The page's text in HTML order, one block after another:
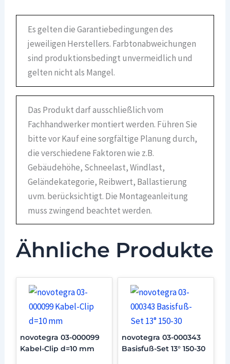
Es gelten die Garantiebedingungen des
jeweiligen Herstellers. Farbtonabweichungen
sind produktionsbedingt unvermeidlich und
gelten nicht als Mangel.
Das Produkt darf ausschließlich vom
Fachhandwerker montiert werden. Führen Sie
bitte vor Kauf eine sorgfältige Planung durch,
die verschiedene Faktoren wie z.B.
Gebäudehöhe, Schneelast, Windlast,
Geländekategorie, Reibwert, Ballastierung
uvm. berücksichtigt. Die Montageanleitung
muss zwingend beachtet werden.
Ähnliche Produkte
novotegra 03-000099
Kabel-Clip d=10 mm
novotegra 03-000343
Basisfuß-Set 13° 150-30